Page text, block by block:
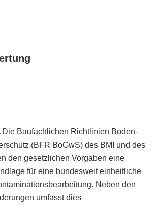
Baufachlichen Richtlinien Boden-
(BFR BoGwS) des BMI und des
den gesetzlichen Vorgaben eine
für eine bundesweit einheitliche
Neben den
umfasst dies